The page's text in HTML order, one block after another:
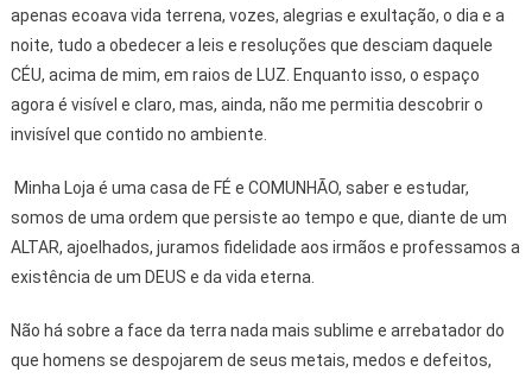
apenas ecoava vida terrena, vozes, alegrias e exultação, o dia e a
noite, tudo a obedecer a leis e resoluções que desciam daquele
CÉU, acima de mim, em raios de LUZ. Enquanto isso, o espaço
agora é visível e claro, mas, ainda, não me permitia descobrir o
invisível que contido no ambiente.
Minha Loja é uma casa de FÉ e COMUNHÃO, saber e estudar,
somos de uma ordem que persiste ao tempo e que, diante de um
ALTAR, ajoelhados, juramos fidelidade aos irmãos e professamos a
existência de um DEUS e da vida eterna.
Não há sobre a face da terra nada mais sublime e arrebatador do
que homens se despojarem de seus metais, medos e defeitos,